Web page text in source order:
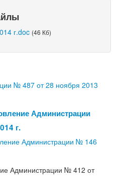
г.doc (46 Кб)
№ 487 от 28 ноября 2013
Администрации
г.
Администрации № 146
Администрации № 412 от